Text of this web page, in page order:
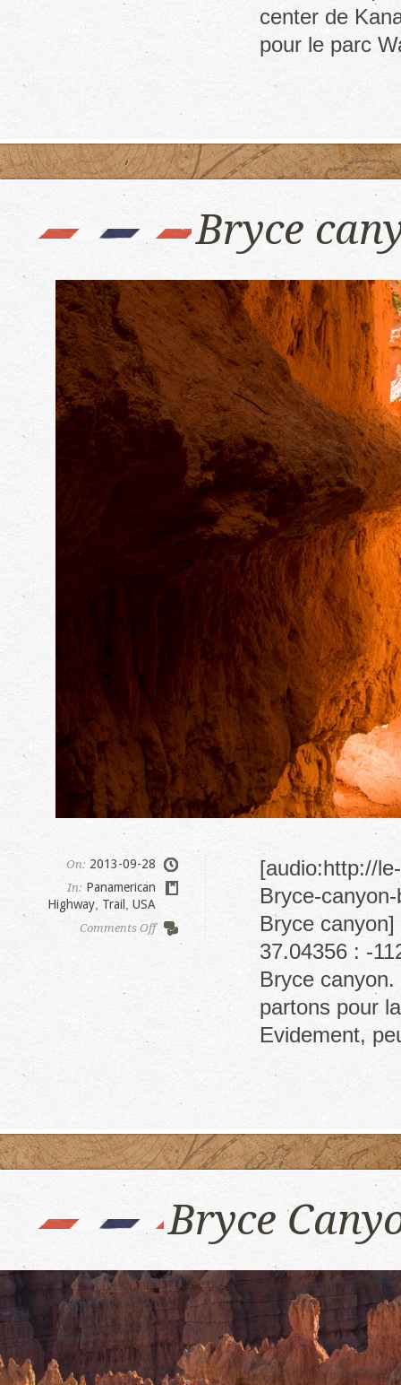
center de
pour le parc
Bryce
On: 2013-09-28
In: Panamerican
Highway Trail USA
Comments Offon
Bryce
[audio:http://
Bryce-
Bryce
37.04356 : -
Bryce
partons pour
Evidement,
Bryce